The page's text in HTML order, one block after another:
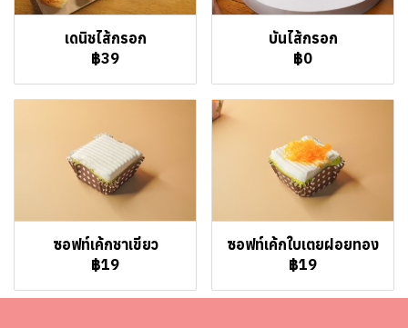
เดนิชไส้กรอก
฿39
บันไส้กรอก
฿0
ซอฟท์เค้กชาเขียว
฿19
ซอฟท์เค้กใบเตยฝอยทอง
฿19